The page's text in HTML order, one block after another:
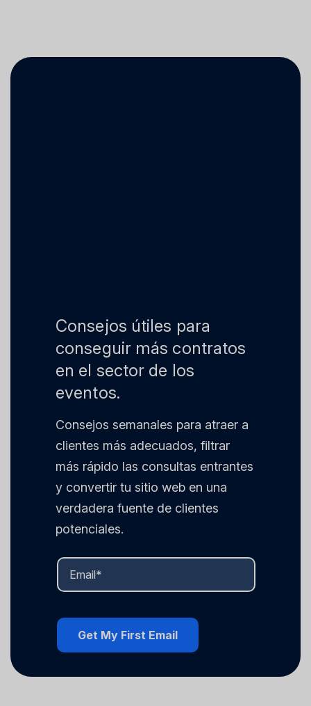
Consejos útiles para
conseguir más contratos
en el sector de los
eventos.
Consejos semanales para atraer a
clientes más adecuados, filtrar
más rápido las consultas entrantes
y convertir tu sitio web en una
verdadera fuente de clientes
potenciales.